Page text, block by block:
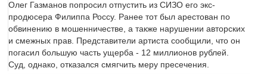
Олег Газманов попросил отпустить из СИЗО его экс-
продюсера Филиппа Россу. Ранее тот был арестован по
обвинению в мошенничестве, а также нарушении авторских
и смежных прав. Представители артиста сообщили, что он
погасил большую часть ущерба - 12 миллионов рублей.
Суд, однако, отказался смягчить меру пресечения.